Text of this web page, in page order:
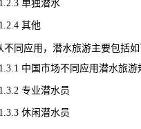
独潜水
其他
同应用，潜水旅游主要包括如
市场不同应用潜水旅游规
业潜水员
闲潜水员